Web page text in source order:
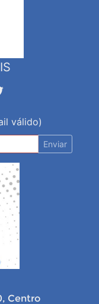
válido)
Enviar
Centro